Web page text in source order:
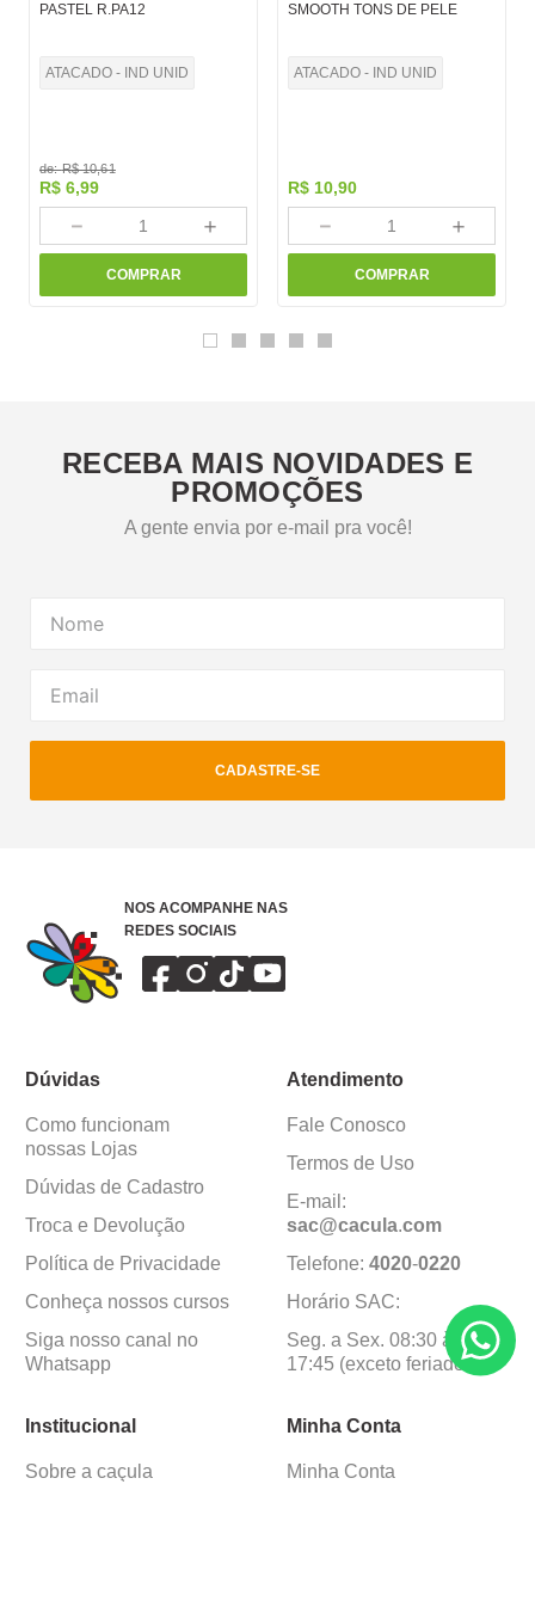
PASTEL R.PA12
ATACADO - IND UNID
de:R$ 10,61
R$ 6,99
＋
－
COMPRAR
SMOOTH TONS DE PELE
ATACADO - IND UNID
R$ 10,90
＋
－
COMPRAR
RECEBA MAIS NOVIDADES E
PROMOÇÕES
A gente envia por e-mail pra você!
CADASTRE-SE
NOS ACOMPANHE NAS
REDES SOCIAIS
Dúvidas
Como funcionam
nossas Lojas
Dúvidas de Cadastro
Troca e Devolução
Política de Privacidade
Conheça nossos cursos
Siga nosso canal no
Whatsapp
Atendimento
Fale Conosco
Termos de Uso
E-mail:
sac@cacula.com
Telefone: 4020-0220
Horário SAC:
Seg. a Sex. 08:30 às
17:45 (exceto feriados)
Institucional
Sobre a caçula
Minha Conta
Minha Conta